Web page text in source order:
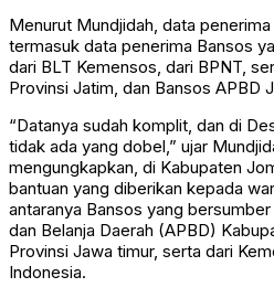
Menurut Mundjidah, data
termasuk data penerima Bansos
dari BLT Kemensos, dari BPNT,
Provinsi Jatim, dan Bansos APBD
“Datanya sudah komplit, dan di
tidak ada yang dobel,” ujar
mengungkapkan, di Kabupaten
bantuan yang diberikan kepada
antaranya Bansos yang
dan Belanja Daerah (APBD)
Provinsi Jawa timur, serta dari
Indonesia.